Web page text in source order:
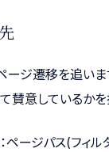
ージ遷移を追い
賛意しているかを
：ページパス(フィ